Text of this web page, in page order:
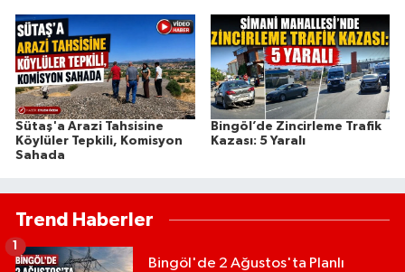
Sütaş'a Arazi Tahsisine
Köylüler Tepkili, Komisyon
Sahada
Bingöl’de Zincirleme Trafik
Kazası: 5 Yaralı
Trend Haberler
Bingöl'de 2 Ağustos'ta Planlı